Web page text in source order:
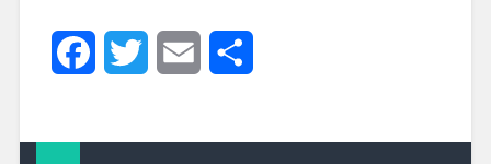
FacebookTwitter Email